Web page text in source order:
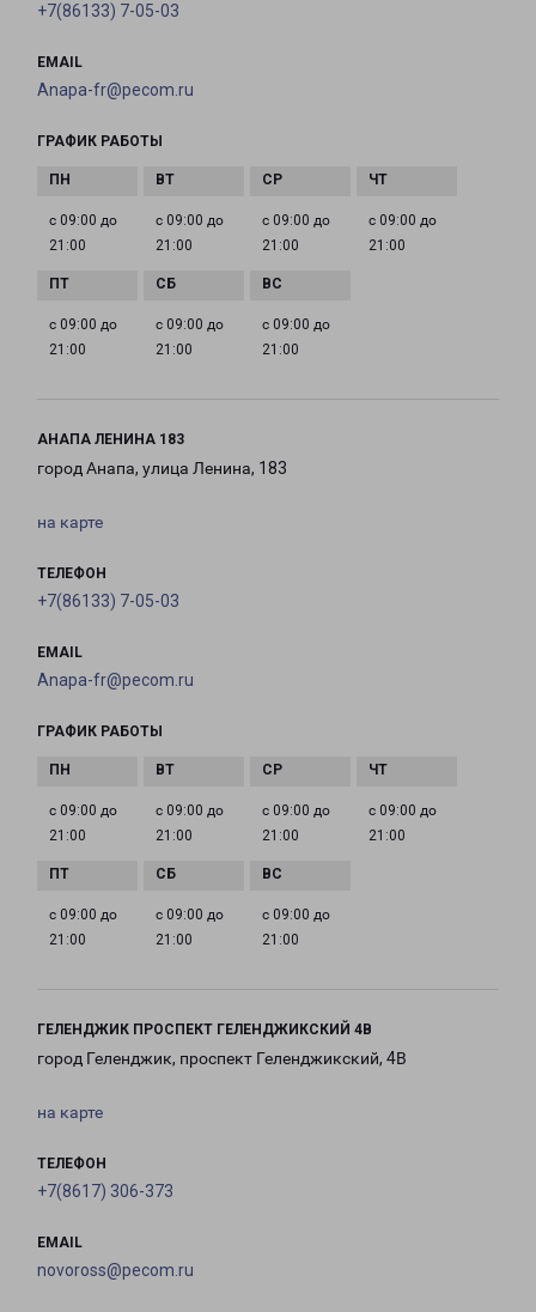
+7(86133) 7-05-03
EMAIL
Anapa-fr@pecom.ru
ГРАФИК РАБОТЫ
с 09:00 до
21:00
с 09:00 до
21:00
с 09:00 до
21:00
с 09:00 до
21:00
с 09:00 до
21:00
с 09:00 до
21:00
с 09:00 до
21:00
АНАПА ЛЕНИНА 183
город Анапа, улица Ленина, 183
на карте
ТЕЛЕФОН
+7(86133) 7-05-03
EMAIL
Anapa-fr@pecom.ru
ГРАФИК РАБОТЫ
с 09:00 до
21:00
с 09:00 до
21:00
с 09:00 до
21:00
с 09:00 до
21:00
с 09:00 до
21:00
с 09:00 до
21:00
с 09:00 до
21:00
ГЕЛЕНДЖИК ПРОСПЕКТ ГЕЛЕНДЖИКСКИЙ 4В
город Геленджик, проспект Геленджикский, 4В
на карте
ТЕЛЕФОН
+7(8617) 306-373
EMAIL
novoross@pecom.ru